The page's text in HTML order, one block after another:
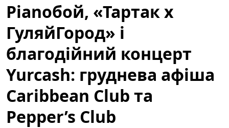
Pianoбой, «Тартак х
ГуляйГород» і
благодійний концерт
Yurcash: груднева афіша
Caribbean Club та
Pepper’s Club